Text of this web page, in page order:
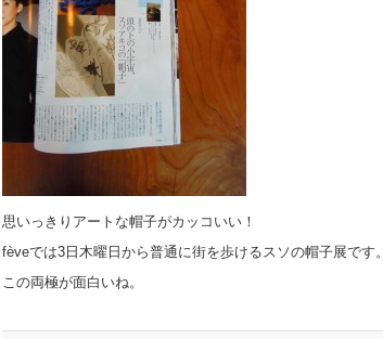
思いっきりアートな帽子がカッコいい！
fèveでは3日木曜日から普通に街を歩けるスソの帽子展です。
この両極が面白いね。